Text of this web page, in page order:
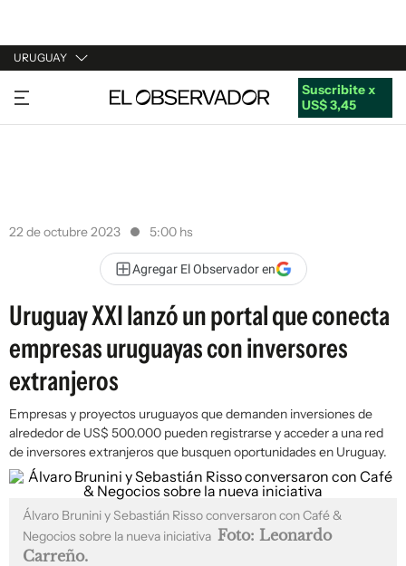
URUGUAY
URUGUAY
ARGENTINA
Suscribite x
US$ 3,45
22 de octubre 2023 5:00 hs
Agregar El Observador en
Uruguay XXI lanzó un portal que conecta
empresas uruguayas con inversores
extranjeros
Empresas y proyectos uruguayos que demanden inversiones de
alrededor de US$ 500.000 pueden registrarse y acceder a una red
de inversores extranjeros que busquen oportunidades en Uruguay.
Álvaro Brunini y Sebastián Risso conversaron con Café &
Negocios sobre la nueva iniciativa Foto: Leonardo
Carreño.